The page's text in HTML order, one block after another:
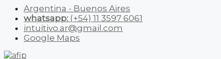
Argentina - Buenos Aires
whatsapp: (+54) 11 3597 6061
intuitivo.ar@gmail.com
Google Maps